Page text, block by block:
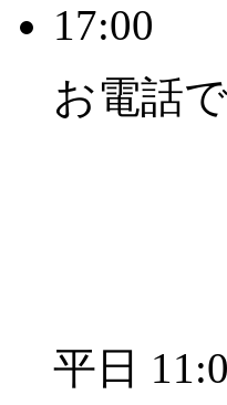
17:00
お電話
平日